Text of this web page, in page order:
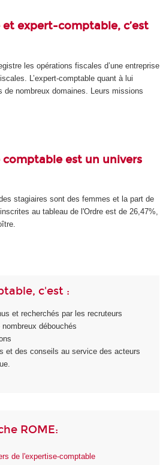
expert-comptable, c’est
les opérations fiscales d’une entreprise
L’expert-comptable quant à lui
de nombreux domaines. Leurs missions
comptable est un univers
stagiaires sont des femmes et la part de
au tableau de l'Ordre est de 26,47%,
c'est :
et recherchés par les recruteurs
débouchés
et des conseils au service des acteurs
ROME:
de l'expertise-comptable